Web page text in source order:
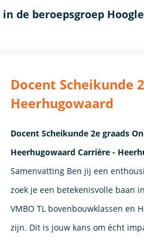
de beroepsgroep
Docent Scheikunde
Heerhugowaard
Docent Scheikunde 2e graads
Heerhugowaard Carrière -
Samenvatting Ben jij een
zoek je een betekenisvolle baan
VMBO TL bovenbouwklassen en
zijn. Dit is jouw kans om écht